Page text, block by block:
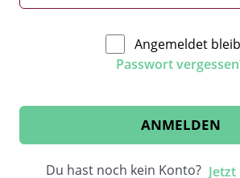
Angemeldet
Passwort
ANMELDEN
Du hast noch kein Konto?